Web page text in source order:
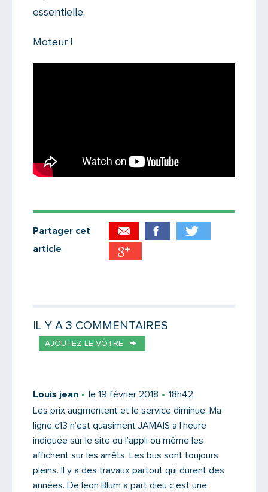
essentielle.
Moteur !
Partager cet
article
Message
IL Y A 3 COMMENTAIRES
AJOUTEZ LE VÔTRE
Louis jean le 19 février 2018
18h42
Les prix augmentent et le service diminue. Ma
ligne c13 n’est quasiment JAMAIS a l’heure
indiquée sur le site ou l’appli ou même les
affichent sur les arrêts. Les bus sont toujours
pleins. Il y a des travaux partout qui durent des
années. De leon Blum a part dieu c’est une